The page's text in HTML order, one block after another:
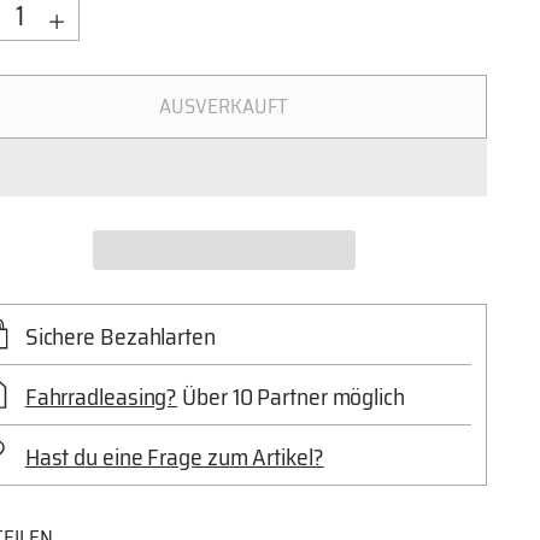
AUSVERKAUFT
Sichere Bezahlarten
Fahrradleasing?Über 10 Partner möglich
Hast du eine Frage zum Artikel?